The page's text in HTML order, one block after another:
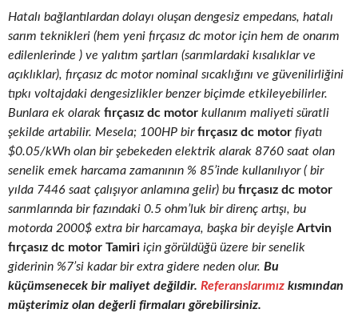
Hatalı bağlantılardan dolayı oluşan dengesiz empedans, hatalı
sarım teknikleri (hem yeni fırçasız dc motor için hem de onarım
edilenlerinde ) ve yalıtım şartları (sarımlardaki kısalıklar ve
açıklıklar), fırçasız dc motor nominal sıcaklığını ve güvenilirliğini
tıpkı voltajdaki dengesizlikler benzer biçimde etkileyebilirler.
Bunlara ek olarak fırçasız dc motor kullanım maliyeti süratli
şekilde artabilir. Mesela; 100HP birfırçasız dc motor fiyatı
$0.05/kWh olan bir şebekeden elektrik alarak 8760 saat olan
senelik emek harcama zamanının % 85’inde kullanılıyor ( bir
yılda 7446 saat çalışıyor anlamına gelir) bu fırçasız dc motor
sarımlarında bir fazındaki 0.5 ohm’luk bir direnç artışı, bu
motorda 2000$ extra bir harcamaya, başka bir deyişle Artvin
fırçasız dc motor Tamiri için görüldüğü üzere bir senelik
giderinin %7’si kadar bir extra gidere neden olur. Bu
küçümsenecek bir maliyet değildir. Referanslarımız kısmından
müşterimiz olan değerli firmaları görebilirsiniz.